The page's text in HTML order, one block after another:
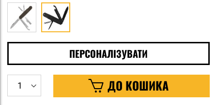
ПЕРСОНАЛІЗУВАТИ
ДО КОШИКА